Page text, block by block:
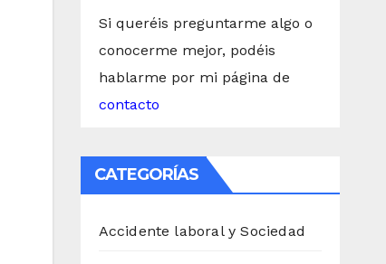
Si queréis preguntarme algo o
conocerme mejor, podéis
hablarme por mi página de
contacto
CATEGORÍAS
Accidente laboral y Sociedad